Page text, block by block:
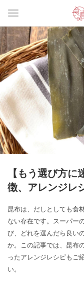
【もう選び方
徴、アレンジレ
昆布は、だしとしても食
ない存在です。スーパー
び、どれを選んだら良い
か。この記事では、昆布
ったアレンジレシピもご
い。